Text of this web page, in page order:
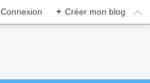
Connexion + Créer mon blog